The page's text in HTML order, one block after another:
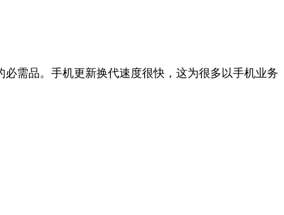
需品。手机更新换代速度很快，这为很多以手机业务